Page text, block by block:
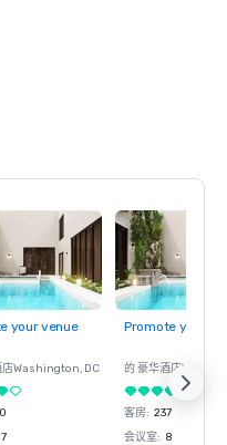
your venue
店Washington, DC
Promote your
的 豪华酒店
客房: 237
会议室: 8